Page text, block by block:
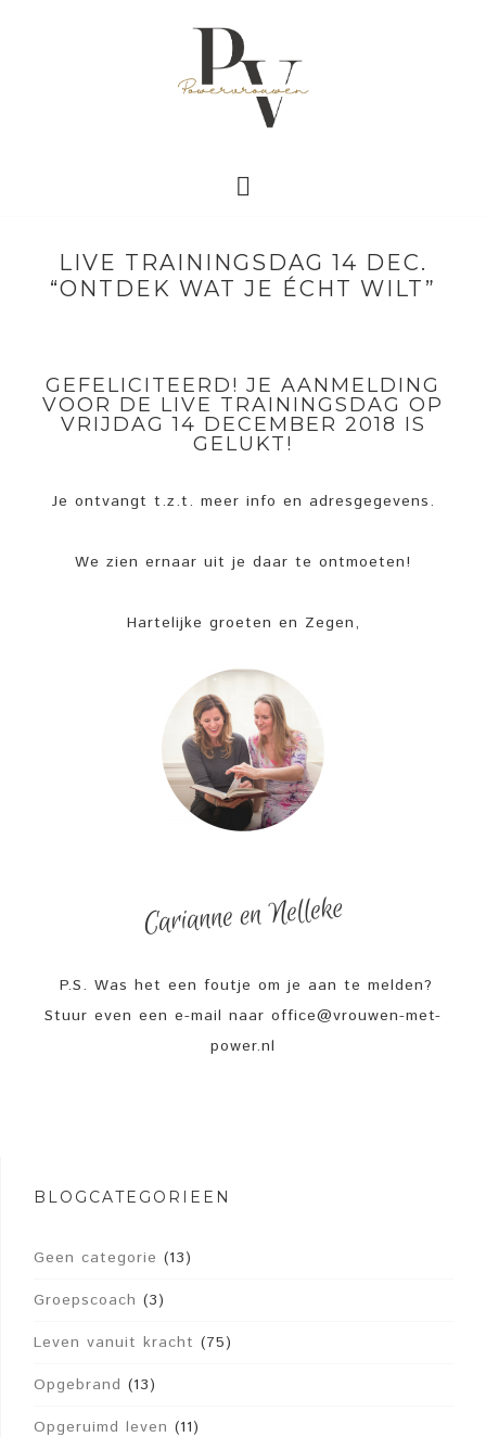
LIVE TRAININGSDAG 14 DEC.
“ONTDEK WAT JE ÉCHT WILT”
GEFELICITEERD! JE AANMELDING
VOOR DE LIVE TRAININGSDAG OP
VRIJDAG 14 DECEMBER 2018 IS
GELUKT!
Je ontvangt t.z.t. meer info en adresgegevens.
We zien ernaar uit je daar te ontmoeten!
Hartelijke groeten en Zegen,
P.S. Was het een foutje om je aan te melden?
Stuur even een e-mail naar office@vrouwen-met-
power.nl
BLOGCATEGORIEËN
Geen categorie (13)
Groepscoach (3)
Leven vanuit kracht (75)
Opgebrand (13)
Opgeruimd leven (11)